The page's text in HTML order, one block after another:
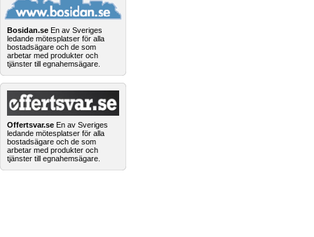
Bosidan.se En av Sveriges
ledande mötesplatser för alla
bostadsägare och de som
arbetar med produkter och
tjänster till egnahemsägare.
Offertsvar.se En av Sveriges
ledande mötesplatser för alla
bostadsägare och de som
arbetar med produkter och
tjänster till egnahemsägare.